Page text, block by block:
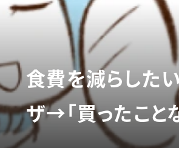
食費を減らした
ザ→「買ったことな